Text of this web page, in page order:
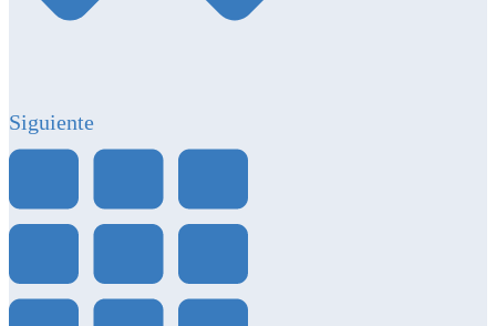
Siguiente